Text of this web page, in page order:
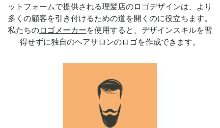
ットフォームで提供される理髪店のロゴデザインは、より
多くの顧客を引き付けるための道を開くのに役立ちます。
私たちのロゴメーカーを使用すると、デザインスキルを習
得せずに独自のヘアサロンのロゴを作成できます。